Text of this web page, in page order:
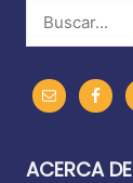
ACERCA DE